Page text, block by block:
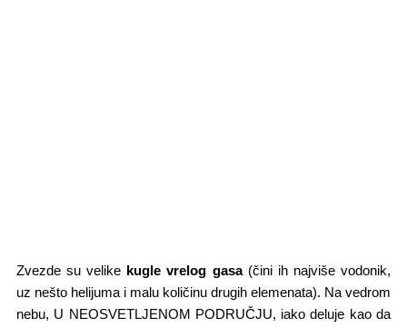
Zvezde su velike kugle vrelog gasa(čini ih najviše vodonik,
uz nešto helijuma i malu količinu drugih elemenata). Na vedrom
nebu,​ U NEOSVETLJENOM PODRUČJU,​ iako deluje kao da